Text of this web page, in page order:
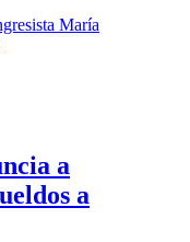
a
a